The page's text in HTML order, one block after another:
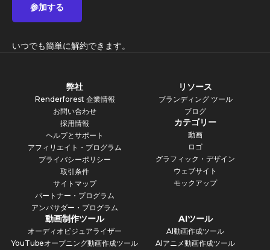
参加する
いつでも簡単に解約できます。
弊社
Renderforest 企業情報
お問い合わせ
採用情報
ヘルプとサポート
アフィリエイト・プログラム
プライバシーポリシー
取引条件
サイトマップ
パートナー・プログラム
アンバサダー・プログラム
リソース
ブランディング ツール
ブログ
カテゴリー
動画
ロゴ
グラフィック・デザイン
ウェブサイト
モックアップ
動画制作ツール
オーディオビジュアライザー
YouTubeオープニング動画作成ツール
AIツール
AI動画作成ツール
AIアニメ動画作成ツール